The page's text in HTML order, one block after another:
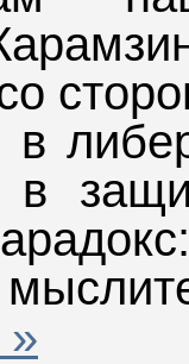
в
в
»